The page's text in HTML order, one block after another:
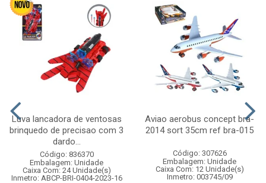
Luva lancadora de ventosas
brinquedo de precisao com 3
dardo...
Código: 836370
Embalagem: Unidade
Caixa Com: 24 Unidade(s)
Inmetro: ABCP-BRI-0404-2023-16
Aviao aerobus concept bra-
2014 sort 35cm ref bra-015
Código: 307626
Embalagem: Unidade
Caixa Com: 12 Unidade(s)
Inmetro: 003745/09